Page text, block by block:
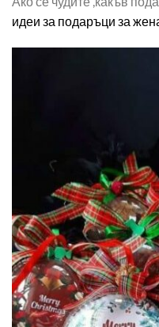
идеи за подаръци за